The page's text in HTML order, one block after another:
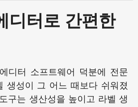
디터로 간편한
디터 소프트웨어 덕분에 전문
생성이 그 어느 때보다 쉬워졌
구는 생산성을 높이고 라벨 생